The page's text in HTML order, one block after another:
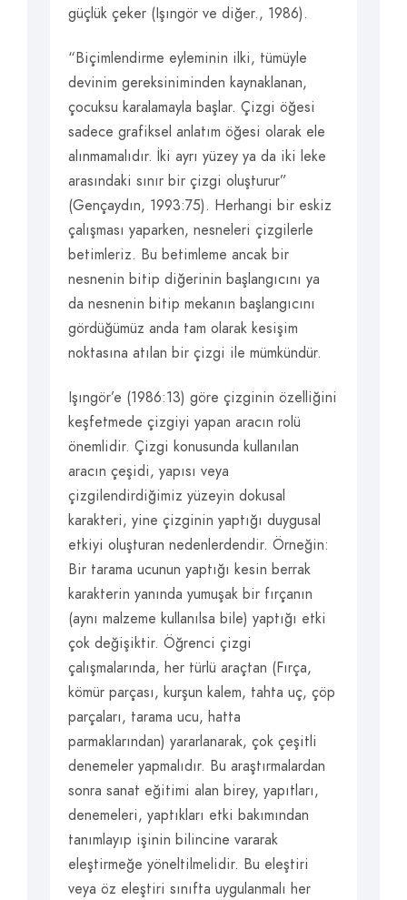
güçlük çeker (Işıngör ve diğer., 1986).
“Biçimlendirme eyleminin ilki, tümüyle
devinim gereksiniminden kaynaklanan,
çocuksu karalamayla başlar. Çizgi öğesi
sadece grafiksel anlatım öğesi olarak ele
alınmamalıdır. İki ayrı yüzey ya da iki leke
arasındaki sınır bir çizgi oluşturur”
(Gençaydın, 1993:75). Herhangi bir eskiz
çalışması yaparken, nesneleri çizgilerle
betimleriz. Bu betimleme ancak bir
nesnenin bitip diğerinin başlangıcını ya
da nesnenin bitip mekanın başlangıcını
gördüğümüz anda tam olarak kesişim
noktasına atılan bir çizgi ile mümkündür.
Işıngör’e (1986:13) göre çizginin özelliğini
keşfetmede çizgiyi yapan aracın rolü
önemlidir. Çizgi konusunda kullanılan
aracın çeşidi, yapısı veya
çizgilendirdiğimiz yüzeyin dokusal
karakteri, yine çizginin yaptığı duygusal
etkiyi oluşturan nedenlerdendir. Örneğin:
Bir tarama ucunun yaptığı kesin berrak
karakterin yanında yumuşak bir fırçanın
(aynı malzeme kullanılsa bile) yaptığı etki
çok değişiktir. Öğrenci çizgi
çalışmalarında, her türlü araçtan (Fırça,
kömür parçası, kurşun kalem, tahta uç, çöp
parçaları, tarama ucu, hatta
parmaklarından) yararlanarak, çok çeşitli
denemeler yapmalıdır. Bu araştırmalardan
sonra sanat eğitimi alan birey, yapıtları,
denemeleri, yaptıkları etki bakımından
tanımlayıp işinin bilincine vararak
eleştirmeğe yöneltilmelidir. Bu eleştiri
veya öz eleştiri sınıfta uygulanmalı her